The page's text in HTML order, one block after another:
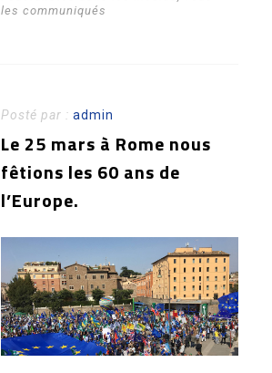
les communiqués
Posté par :admin
Le 25 mars à Rome nous
fêtions les 60 ans de
l’Europe.